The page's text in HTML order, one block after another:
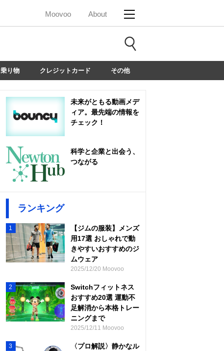
Moovoo About
乗り物 クレジットカード その他
未来がともる動画メデ
ィア。最先端の情報を
チェック！
科学と企業と出会う、
つながる
ランキング
1
【ジムの服装】メンズ
用17選 おしゃれで動
きやすいおすすめのジ
ムウェア
2025/12/20 Moovoo
2
Switchフィットネス
おすすめ20選 運動不
足解消から本格トレー
ニングまで
2025/12/11 Moovoo
3
〈プロ解説〉静かなル